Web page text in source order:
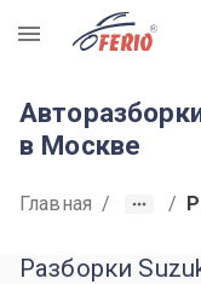
R
в Москве
Главная / /
Разборки